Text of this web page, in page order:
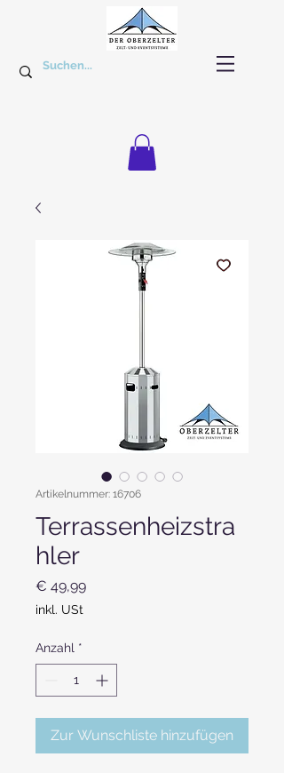
Artikelnummer: 16706
Terrassenheizstra
hler
€ 49,99Preis
inkl. USt
Anzahl *
Zur Wunschliste hinzufügen